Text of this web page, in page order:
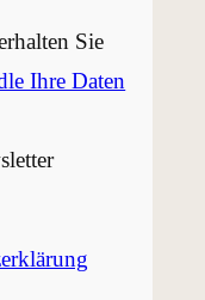
Sie
Ihre Daten